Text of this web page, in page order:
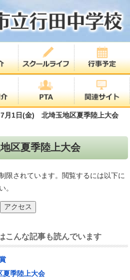
7月1日(金) 北埼玉地区夏季陸上大会
区夏季陸上大会
限されています。閲覧するには以下に
。
こんな記事も読んでいます
季陸上大会